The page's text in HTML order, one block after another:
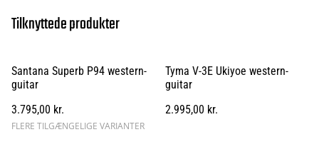
Tilknyttede produkter
Santana Superb P94 western-
guitar
3.795,00 kr.
FLERE TILGÆNGELIGE VARIANTER
Tyma V-3E Ukiyoe western-
guitar
2.995,00 kr.